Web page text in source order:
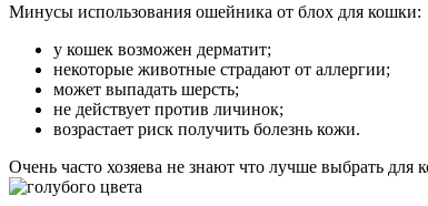
Минусы использования ошейника от блох для кошки:
у кошек возможен дерматит;
некоторые животные страдают от аллергии;
может выпадать шерсть;
не действует против личинок;
возрастает риск получить болезнь кожи.
Очень часто хозяева не знают что лучше выбрать